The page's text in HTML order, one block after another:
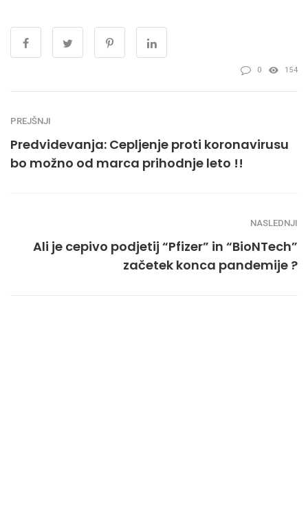
0 154
PREJŠNJI
Predvidevanja: Cepljenje proti koronavirusu
bo možno od marca prihodnje leto !!
NASLEDNJI
Ali je cepivo podjetij “Pfizer” in “BioNTech”
začetek konca pandemije ?